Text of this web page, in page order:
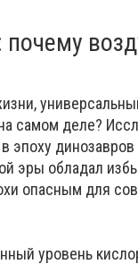
самом деле?
эры обладал
опасным для
уровень